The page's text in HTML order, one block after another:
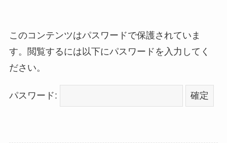
このコンテンツはパスワードで保護されていま
す。閲覧するには以下にパスワードを入力してく
ださい。
パスワード: